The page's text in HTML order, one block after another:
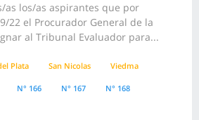
as los/as aspirantes que por
22 el Procurador General de la
al Tribunal Evaluador para...
Plata San Nicolas Viedma
N° 166 N° 167 N° 168